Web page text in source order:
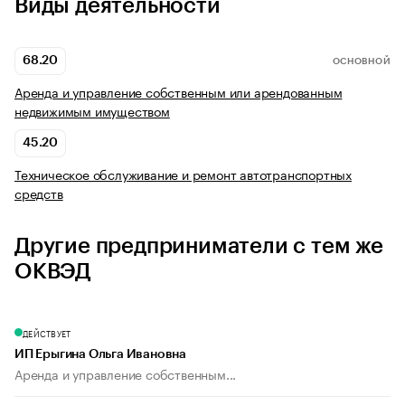
Виды деятельности
68.20 ОСНОВНОЙ
Аренда и управление собственным или арендованным
недвижимым имуществом
45.20
Техническое обслуживание и ремонт автотранспортных
средств
Другие предприниматели с тем же
ОКВЭД
ДЕЙСТВУЕТ
ИП Ерыгина Ольга Ивановна
Аренда и управление собственным...